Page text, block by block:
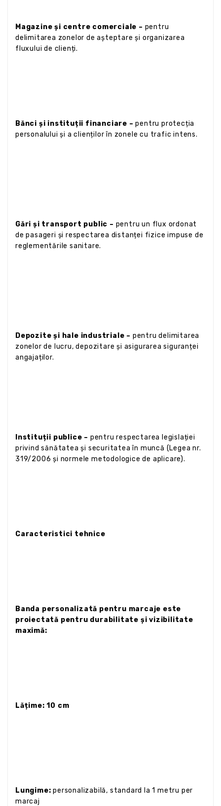
Magazine și centre comerciale – pentru
delimitarea zonelor de așteptare și organizarea
fluxului de clienți.
Bănci și instituții financiare – pentru protecția
personalului și a clienților în zonele cu trafic intens.
Gări și transport public – pentru un flux ordonat
de pasageri și respectarea distanței fizice impuse de
reglementările sanitare.
Depozite și hale industriale – pentru delimitarea
zonelor de lucru, depozitare și asigurarea siguranței
angajaților.
Instituții publice – pentru respectarea legislației
privind sănătatea și securitatea în muncă (Legea nr.
319/2006 și normele metodologice de aplicare).
Caracteristici tehnice
Banda personalizată pentru marcaje este
proiectată pentru durabilitate și vizibilitate
maximă:
Lățime: 10 cm
Lungime: personalizabilă, standard la 1 metru per
marcaj